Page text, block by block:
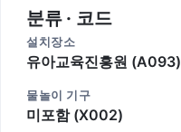
분류 · 코드
설치장소
유아교육진흥원 (A093)
물놀이 기구
미포함 (X002)